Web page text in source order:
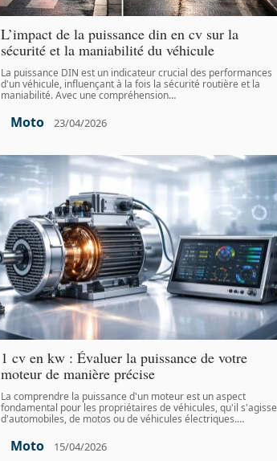
L’impact de la puissance din en cv sur la
sécurité et la maniabilité du véhicule
La puissance DIN est un indicateur crucial des performances
d'un véhicule, influençant à la fois la sécurité routière et la
maniabilité. Avec une compréhension…
Moto 23/04/2026
1 cv en kw : Évaluer la puissance de votre
moteur de manière précise
La comprendre la puissance d'un moteur est un aspect
fondamental pour les propriétaires de véhicules, qu'il s'agisse
d'automobiles, de motos ou de véhicules électriques.…
Moto 15/04/2026